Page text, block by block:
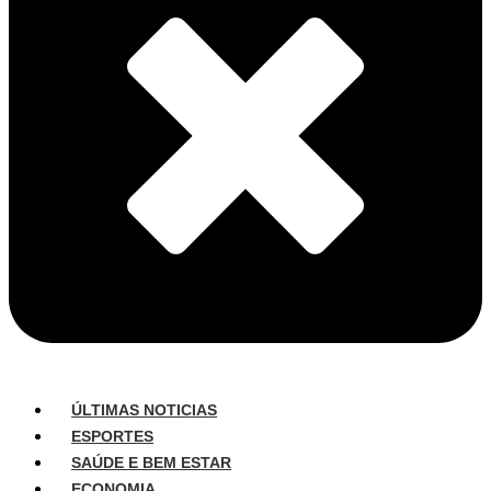
ÚLTIMAS NOTICIAS
ESPORTES
SAÚDE E BEM ESTAR